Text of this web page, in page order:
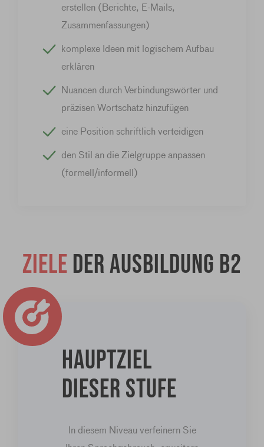
erstellen (Berichte, E-Mails,
Zusammenfassungen)
komplexe Ideen mit logischem Aufbau
erklären
Nuancen durch Verbindungswörter und
präzisen Wortschatz hinzufügen
eine Position schriftlich verteidigen
den Stil an die Zielgruppe anpassen
(formell/informell)
Ziele der Ausbildung B2
Hauptziel
dieser Stufe
In diesem Niveau verfeinern Sie